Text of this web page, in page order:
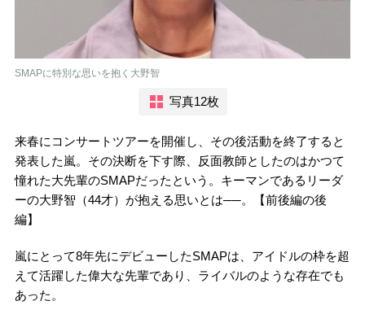
SMAPに特別な思いを抱く大野智
写真12枚
来春にコンサートツアーを開催し、その後活動を終了すると
発表した嵐。その決断を下す際、反面教師としたのはかつて
憧れた大先輩のSMAPだったという。キーマンであるリーダ
ーの大野智（44才）が抱える思いとは──。【前後編の後
編】
嵐にとって8年先にデビューしたSMAPは、アイドルの枠を超
えて活躍した偉大な先輩であり、ライバルのような存在でも
あった。